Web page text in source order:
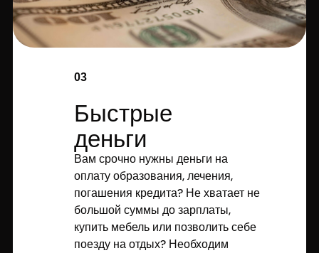
03
Быстрые
деньги
Вам срочно нужны деньги на
оплату образования, лечения,
погашения кредита? Не хватает не
большой суммы до зарплаты,
купить мебель или позволить себе
поезду на отдых? Необходим